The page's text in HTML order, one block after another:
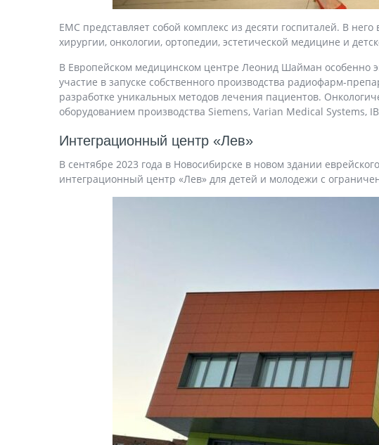
ЕМС представляет собой комплекс из десяти госпиталей. В
хирургии, онкологии, ортопедии, эстетической медицине и
В Европейском медицинском центре Леонид Шайман особенно
участие в запуске собственного производства радиофарм-
разработке уникальных методов лечения пациентов.
оборудованием производства Siemens, Varian Medical
Интеграционный центр «Лев»
В сентябре 2023 года в Новосибирске в новом здании
интеграционный центр «Лев» для детей и молодежи с